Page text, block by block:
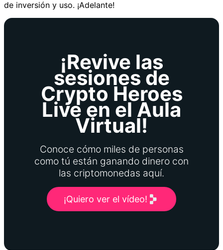
de inversión y uso. ¡Adelante!
¡Revive las
sesiones de
Crypto Heroes
Live en el Aula
Virtual!
Conoce cómo miles de personas
como tú están ganando dinero con
las criptomonedas aquí.
¡Quiero ver el vídeo!